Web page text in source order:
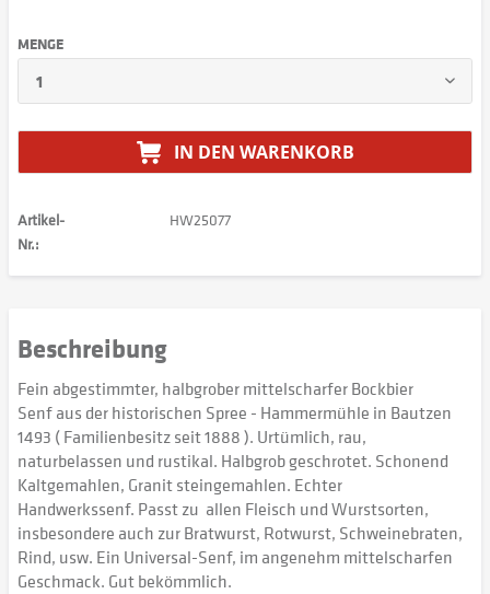
MENGE
IN DEN WARENKORB
Artikel-
Nr.:
HW25077
Beschreibung
Fein abgestimmter, halbgrober mittelscharfer Bockbier
Senf aus der historischen Spree - Hammermühle in Bautzen
1493 ( Familienbesitz seit 1888 ). Urtümlich, rau,
naturbelassen und rustikal. Halbgrob geschrotet. Schonend
Kaltgemahlen, Granit steingemahlen. Echter
Handwerkssenf. Passt zu allen Fleisch und Wurstsorten,
insbesondere auch zur Bratwurst, Rotwurst, Schweinebraten,
Rind, usw. Ein Universal-Senf, im angenehm mittelscharfen
Geschmack. Gut bekömmlich.